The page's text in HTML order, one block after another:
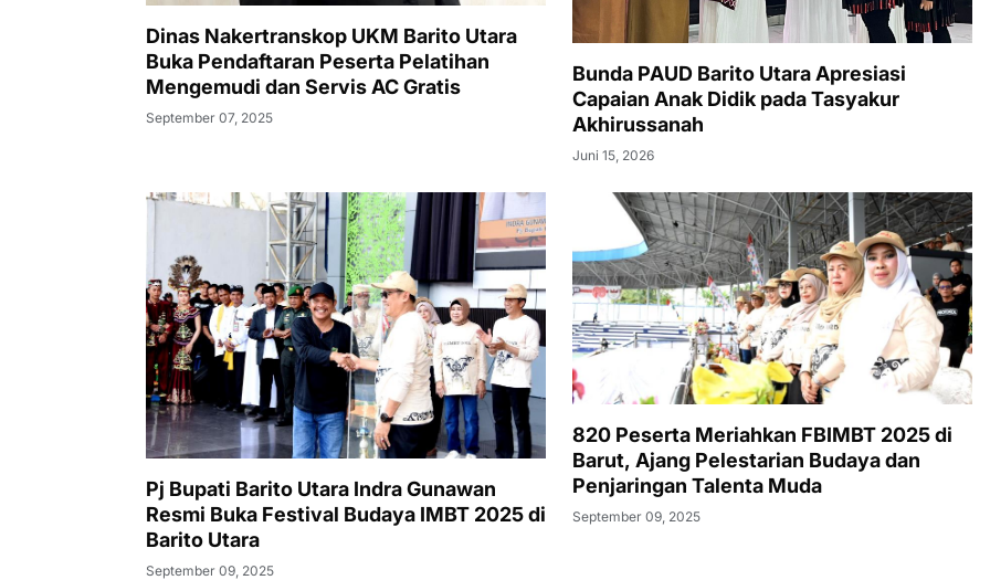
Dinas Nakertranskop UKM Barito Utara
Buka Pendaftaran Peserta Pelatihan
Mengemudi dan Servis AC Gratis
September 07, 2025
Bunda PAUD Barito Utara Apresiasi
Capaian Anak Didik pada Tasyakur
Akhirussanah
Juni 15, 2026
Pj Bupati Barito Utara Indra Gunawan
Resmi Buka Festival Budaya IMBT 2025 di
Barito Utara
September 09, 2025
820 Peserta Meriahkan FBIMBT 2025 di
Barut, Ajang Pelestarian Budaya dan
Penjaringan Talenta Muda
September 09, 2025